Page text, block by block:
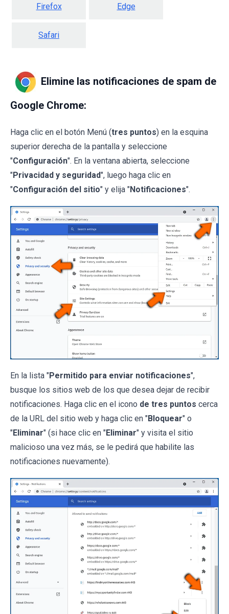
Firefox Edge
Safari
Elimine las notificaciones de spam de
Google Chrome:
Haga clic en el botón Menú (tres puntos) en la esquina
superior derecha de la pantalla y seleccione
"Configuración". En la ventana abierta, seleccione
"Privacidad y seguridad", luego haga clic en
"Configuración del sitio" y elija "Notificaciones".
En la lista "Permitido para enviar notificaciones",
busque los sitios web de los que desea dejar de recibir
notificaciones. Haga clic en el icono de tres puntos cerca
de la URL del sitio web y haga clic en "Bloquear" o
"Eliminar" (si hace clic en "Eliminar" y visita el sitio
malicioso una vez más, se le pedirá que habilite las
notificaciones nuevamente).